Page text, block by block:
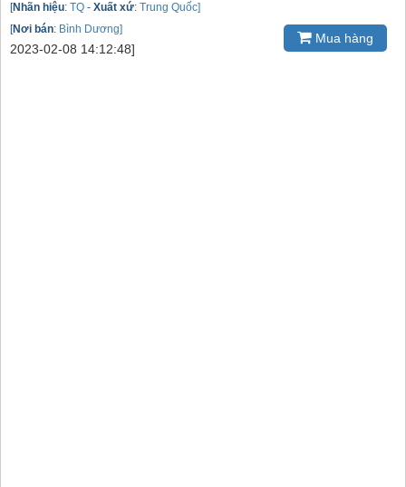
[Nhãn hiệu: TQ - Xuất xứ: Trung Quốc]
[Nơi bán: Bình Dương]
2023-02-08 14:12:48]
Mua hàng